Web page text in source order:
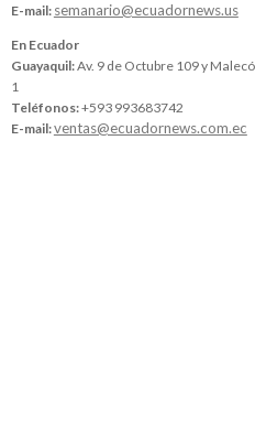
E-mail: semanario@ecuadornews.us
En Ecuador
Guayaquil:Av. 9 de Octubre 109 y
1
Teléfonos:+593 993683742
E-mail:ventas@ecuadornews.com.ec